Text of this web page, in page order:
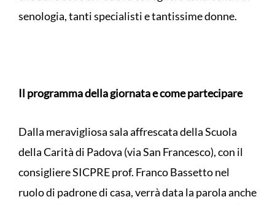
senologia, tanti specialisti e tantissime donne.
Il programma della giornata e come partecipare
Dalla meravigliosa sala affrescata della Scuola
della Carità di Padova (via San Francesco), con il
consigliere SICPRE prof. Franco Bassetto nel
ruolo di padrone di casa, verrà data la parola anche